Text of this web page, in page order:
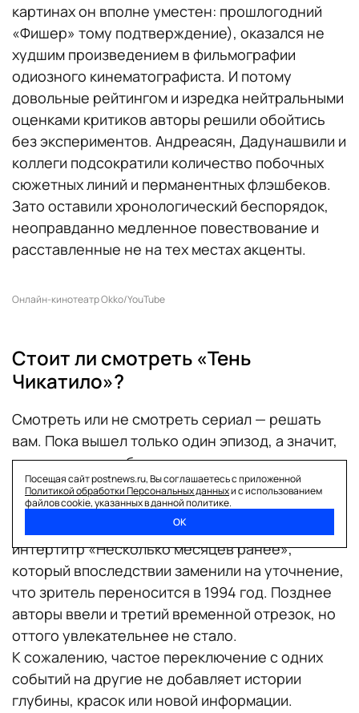
картинах он вполне уместен: прошлогодний
«Фишер» тому подтверждение), оказался не
худшим произведением в фильмографии
одиозного кинематографиста. И потому
довольные рейтингом и изредка нейтральными
оценками критиков авторы решили обойтись
без экспериментов. Андреасян, Дадунашвили и
коллеги подсократили количество побочных
сюжетных линий и перманентных флэшбеков.
Зато оставили хронологический беспорядок,
неоправданно медленное повествование и
расставленные не на тех местах акценты.
Онлайн-кинотеатр Okko/YouTube
Стоит ли смотреть «Тень
Чикатило»?
Смотреть или не смотреть сериал — решать
вам. Пока вышел только один эпизод, а значит,
делать какие-либо выводы преждевременно.
Тем не менее первая серия оставила после
себя больше вопросов, нежели положительных
эмоций. Можно вспомнить косноязычный
интертитр «Несколько месяцев ранее»,
который впоследствии заменили на уточнение,
что зритель переносится в 1994 год. Позднее
авторы ввели и третий временной отрезок, но
оттого увлекательнее не стало.
К сожалению, частое переключение с одних
событий на другие не добавляет истории
глубины, красок или новой информации.
Посещая сайт postnews.ru, Вы соглашаетесь с приложенной
Политикой обработки Персональных данныхи с использованием
файлов cookie, указанных в данной политике.
ОК